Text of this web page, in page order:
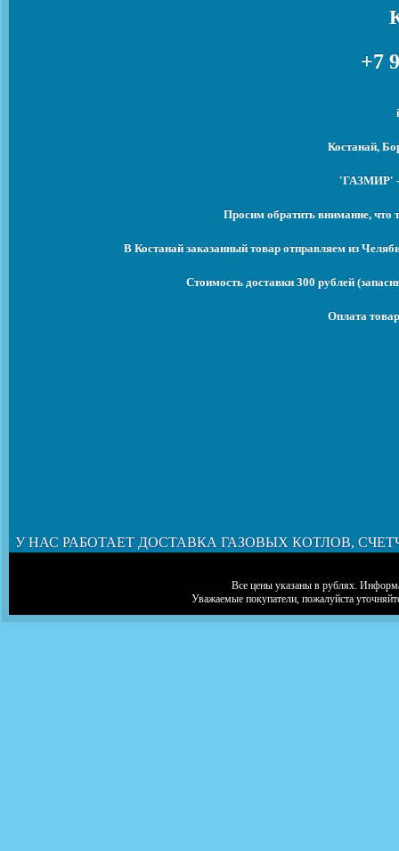
+7
Костанай,
'ГАЗМИР' -
Просим обратить внимание, что
В Костанай заказанный товар отправляем из
Стоимость доставки 300 рублей
Оплата
У НАС РАБОТАЕТ ДОСТАВКА ГАЗОВЫХ КОТЛОВ,
Все цены указаны в рублях.
Уважаемые покупатели, пожалуйста